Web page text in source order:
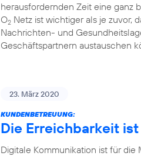
herausfordernden Zeit eine ganz
O2 Netz ist wichtiger als je zuvor,
Nachrichten- und
Geschäftspartnern austauschen
23. März 2020
KUNDENBETREUUNG:
Die Erreichbarkeit
Digitale Kommunikation ist für